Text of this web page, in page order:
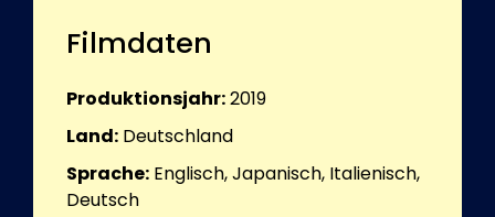
Filmdaten
Produktionsjahr:2019
Land: Deutschland
Sprache: Englisch, Japanisch, Italienisch,
Deutsch